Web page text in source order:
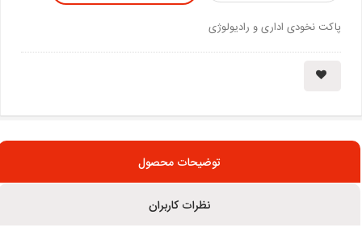
پاکت نخودی اداری و رادیولوژی
توضیحات محصول
نظرات کاربران